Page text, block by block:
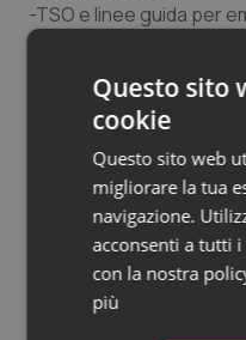
-TSO e linee guida per
a procedure locali;
servizi di risposta alla
-Contenzione:
superamento.
-I provvedimenti coattivi
scritto su questo
Prevenzione,
-Gli psicologi di primo
Questo sito
cookie
Questo sito web
migliorare la tua
navigazione.
acconsenti a tutti
con la nostra
più